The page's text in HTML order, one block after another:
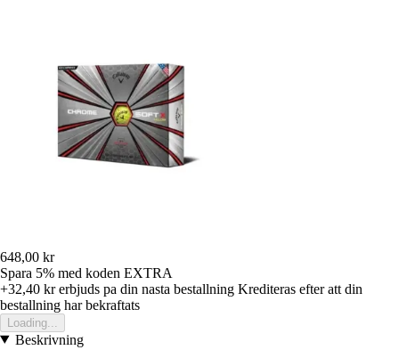
648,00 kr
Spara 5% med koden EXTRA
+32,40 krerbjuds pa din nasta bestallning Krediteras efter att din
bestallning har bekraftats
Loading...
Beskrivning